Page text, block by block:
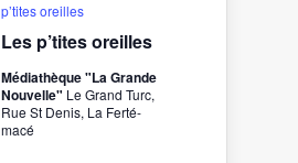
Les p’tites oreilles
p’tites oreilles
Médiathèque "La Grande
Nouvelle" Le Grand Turc,
Rue St Denis, La Ferté-
macé